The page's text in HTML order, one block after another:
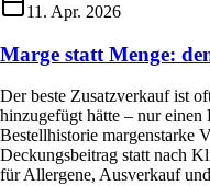
11. Apr. 2026
Marge statt Menge:
Der beste Zusatzverkauf ist
hinzugefügt hätte – nur
Bestellhistorie margenstarke
Deckungsbeitrag statt nach
für Allergene, Ausverkauf